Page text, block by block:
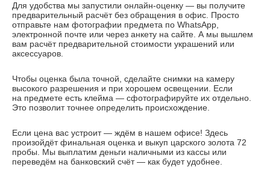
Для удобства мы запустили онлайн-оценку — вы получите
предварительный расчёт без обращения в офис. Просто
отправьте нам фотографии предмета по WhatsApp,
электронной почте или через анкету на сайте. А мы вышлем
вам расчёт предварительной стоимости украшений или
аксессуаров.
Чтобы оценка была точной, сделайте снимки на камеру
высокого разрешения и при хорошем освещении. Если
на предмете есть клейма — сфотографируйте их отдельно.
Это позволит точнее определить происхождение.
Если цена вас устроит — ждём в нашем офисе! Здесь
произойдёт финальная оценка и выкуп царского золота 72
пробы. Мы выплатим деньги наличными из кассы или
переведём на банковский счёт — как будет удобнее.